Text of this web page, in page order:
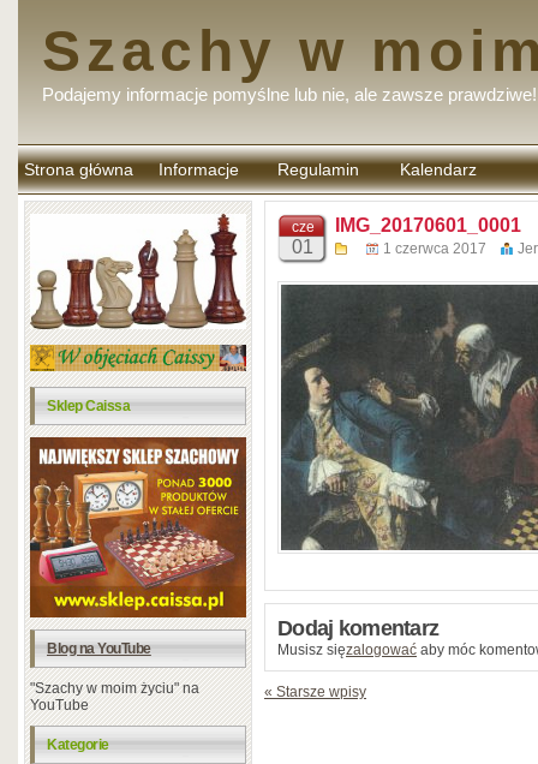
Szachy w
Podajemy informacje pomyślne lub nie, ale zawsze prawdziwe!
Strona główna Informacje Regulamin
komentarzy
Kalendarz
Sklep Caissa
Blog na YouTube
"Szachy w moim życiu" na
YouTube
Kategorie
cze
01
IMG_20170601_0001
1 czerwca 2017
Dodaj komentarz
Musisz sięzalogować aby móc
« Starsze wpisy